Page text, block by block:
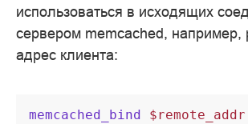
использоваться в исходящих
сервером memcached, например,
адрес клиента:
memcached_bind $remote_addr